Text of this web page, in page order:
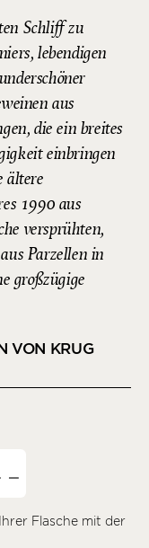
Schliff zu
lebendigen
aus
die ein breites
einbringen
ältere
1990 aus
versprühten,
Parzellen in
großzügige
VON KRUG
Flasche mit der